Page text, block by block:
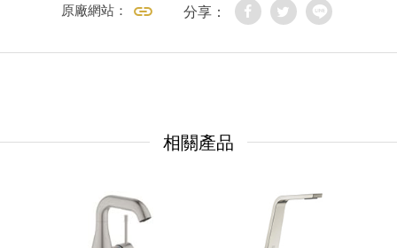
原廠網站： 分享：
相關產品